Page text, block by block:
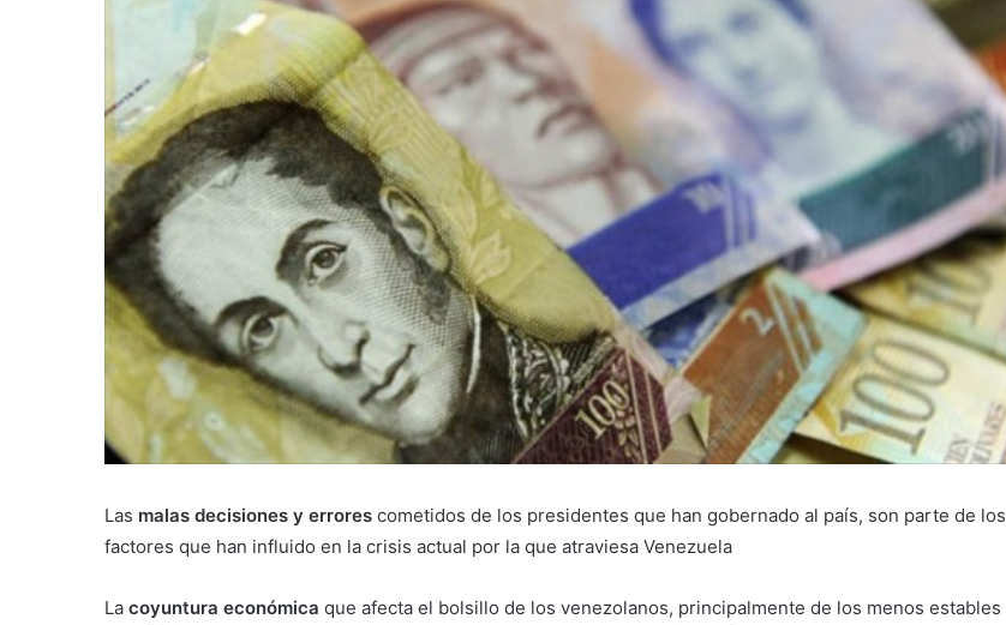
Las malas decisiones y errores cometidos de los presidentes que han gobernado al país, son parte de los
factores que han influido en la crisis actual por la que atraviesa Venezuela
La coyuntura económica que afecta el bolsillo de los venezolanos, principalmente de los menos estables